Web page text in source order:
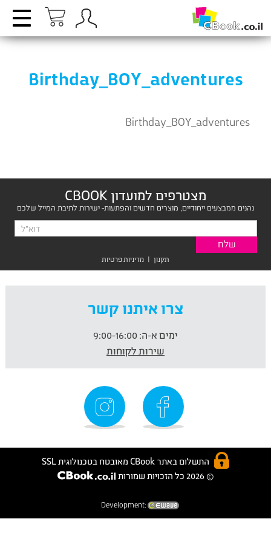
Birthday_BOY_adventures
Birthday_BOY_adventures
מצטרפים למועדון CBOOK
נהנים ממבצעים ייחודיים, מוצרים חדשים והפתעות- ישירות לתיבת המייל שלכם
תקנון | מדיניות פרטיות
צרו איתנו קשר
ימים א-ה:
שירות לקוחות
התשלום באתר CBook מאובטח בטכנולוגית SSL
© 2026 כל הזכויות שמורות
Development: